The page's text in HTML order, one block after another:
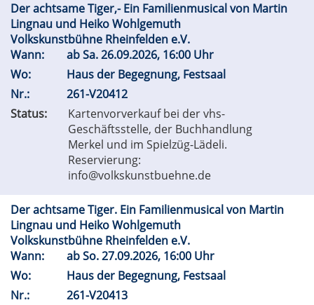
Der achtsame Tiger,- Ein Familienmusical von Martin
Lingnau und Heiko Wohlgemuth
Volkskunstbühne Rheinfelden e.V.
Wann:
abSa.26.09.2026, 16:00 Uhr
Wo:
Haus der Begegnung, Festsaal
Nr.:
261-V20412
Status:
Kartenvorverkauf bei der vhs-
Geschäftsstelle, der Buchhandlung
Merkel und im Spielzüg-Lädeli.
Reservierung:
info@volkskunstbuehne.de
Der achtsame Tiger. Ein Familienmusical von Martin
Lingnau und Heiko Wohlgemuth
Volkskunstbühne Rheinfelden e.V.
Wann:
abSo.27.09.2026, 16:00 Uhr
Wo:
Haus der Begegnung, Festsaal
Nr.:
261-V20413